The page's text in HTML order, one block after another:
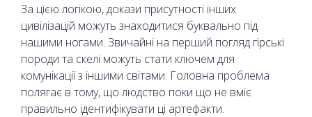
За цією логікою, докази присутності інших
цивілізацій можуть знаходитися буквально під
нашими ногами. Звичайні на перший погляд гірські
породи та скелі можуть стати ключем для
комунікації з іншими світами. Головна проблема
полягає в тому, що людство поки що не вміє
правильно ідентифікувати ці артефакти.